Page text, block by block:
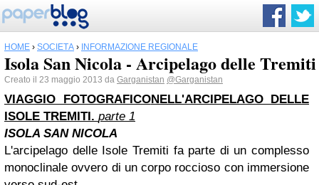
HOME › SOCIETÀ › INFORMAZIONE REGIONALE
Isola San Nicola - Arcipelago delle Tremiti
Creato il 23 maggio 2013 da Garganistan @Garganistan
VIAGGIO FOTOGRAFICONELL'ARCIPELAGO DELLE
ISOLE TREMITI. parte 1
ISOLA SAN NICOLA
L'arcipelago delle Isole Tremiti fa parte di un complesso
monoclinale ovvero di un corpo roccioso con immersione